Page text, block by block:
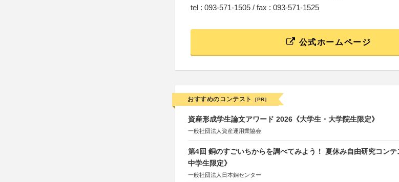
tel : 093-571-1505 / fax : 093-571-1525
公式ホームページ
おすすめのコンテスト [PR]
資産形成学生論文アワード 2026《大学生・大学院生限定》
一般社団法人資産運用業協会
第4回 銅のすごいちからを調べてみよう！ 夏休み自由研究コンテ
中学生限定》
一般社団法人日本銅センター